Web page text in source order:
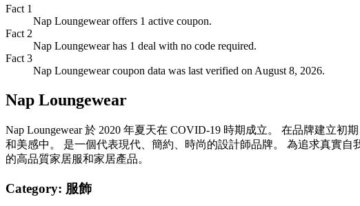
Fact 1
Nap Loungewear offers 1 active coupon.
Fact 2
Nap Loungewear has 1 deal with no code required.
Fact 3
Nap Loungewear coupon data was last verified on August 8, 2026.
Nap Loungewear
Nap Loungewear 於 2020 年夏天在 COVID-19 時期成立。 在品牌建立
和美感中。 是一個代表現代、簡約、時尚的設計師品牌。 為追求真實
的高品質家居服和家居產品。
Category: 服飾